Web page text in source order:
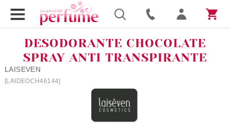
DESODORANTE CHOCOLATE
SPRAY ANTI TRANSPIRANTE
LAISEVEN
[LAIDEOCH46144]